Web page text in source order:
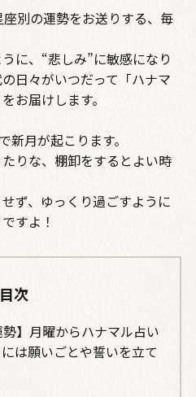
別の運勢をお送りする、毎
に、“悲しみ”に敏感になり
日々がいつだって「ハナマ
お届けします。
新月が起こります。
りな、棚卸をするとよい時
ず、ゆっくり過ごすように
すよ！
目次
勢】月曜からハナマル占い
は願いごとや誓いを立て